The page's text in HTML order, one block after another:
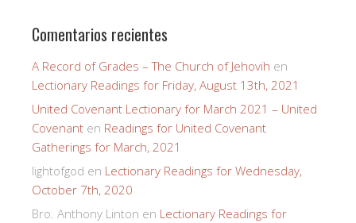
Comentarios recientes
A Record of Grades – The Church of Jehovih en
Lectionary Readings for Friday, August 13th, 2021
United Covenant Lectionary for March 2021 – United
Covenant en Readings for United Covenant
Gatherings for March, 2021
lightofgod en Lectionary Readings for Wednesday,
October 7th, 2020
Bro. Anthony Linton en Lectionary Readings for